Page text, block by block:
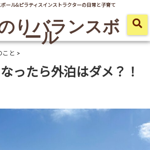
ール&ピラティスインストラクターの日常と子育て
りバランスボ
ール
こと >
ったら外泊はダメ？！